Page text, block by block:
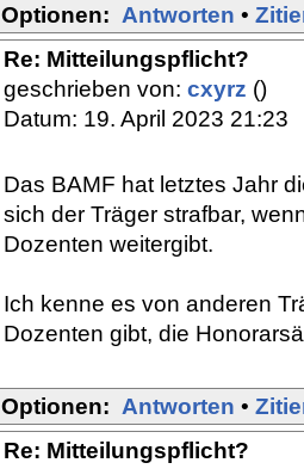
Optionen: Antworten •
Re: Mitteilungspflicht?
geschrieben von: cxyrz ()
Datum: 19. April 2023 21:23
Das BAMF hat letztes Jahr
sich der Träger strafbar,
Dozenten weitergibt.
Ich kenne es von anderen
Dozenten gibt, die
Optionen: Antworten •
Re: Mitteilungspflicht?